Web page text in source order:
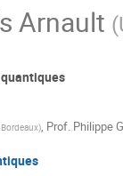
Arnault (
), Prof. Philippe